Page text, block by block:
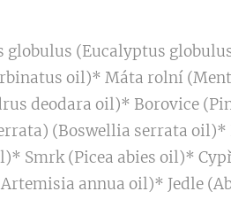
globulus (Eucalyptus
oil)* Máta rolní
deodara oil)* Borovice
(Boswellia serrata
Smrk (Picea abies oil)*
annua oil)* Jedle